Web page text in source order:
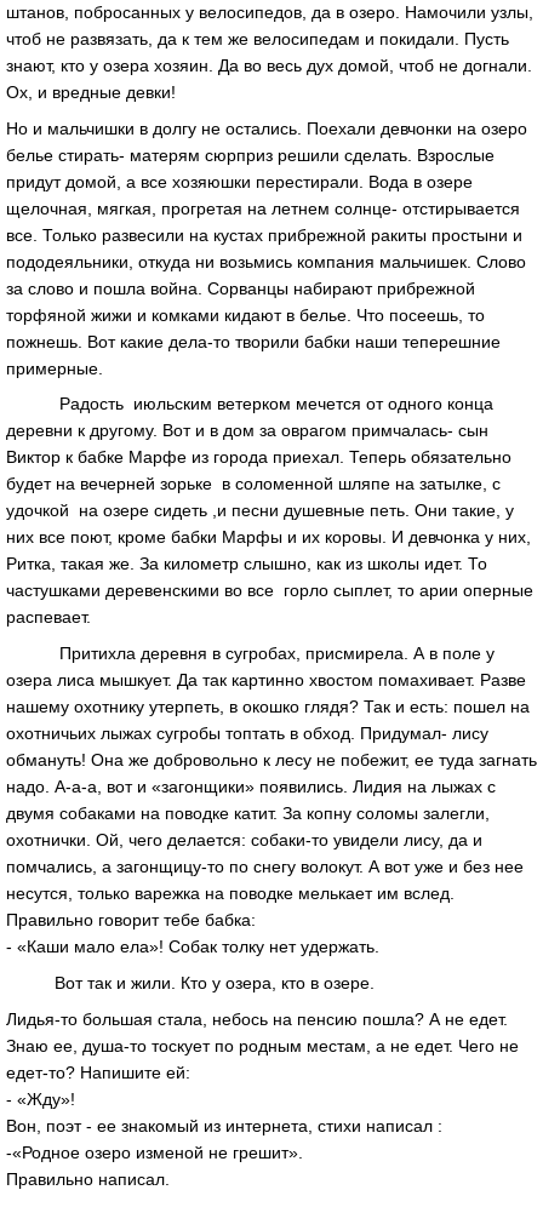
штанов, побросанных у велосипедов, да в озеро. Намочили узлы,
чтоб не развязать, да к тем же велосипедам и покидали. Пусть
знают, кто у озера хозяин. Да во весь дух домой, чтоб не догнали.
Ох, и вредные девки!
Но и мальчишки в долгу не остались. Поехали девчонки на озеро
белье стирать- матерям сюрприз решили сделать. Взрослые
придут домой, а все хозяюшки перестирали. Вода в озере
щелочная, мягкая, прогретая на летнем солнце- отстирывается
все. Только развесили на кустах прибрежной ракиты простыни и
пододеяльники, откуда ни возьмись компания мальчишек. Слово
за слово и пошла война. Сорванцы набирают прибрежной
торфяной жижи и комками кидают в белье. Что посеешь, то
пожнешь. Вот какие дела-то творили бабки наши теперешние
примерные.
Радость июльским ветерком мечется от одного конца
деревни к другому. Вот и в дом за оврагом примчалась- сын
Виктор к бабке Марфе из города приехал. Теперь обязательно
будет на вечерней зорьке в соломенной шляпе на затылке, с
удочкой на озере сидеть ,и песни душевные петь. Они такие, у
них все поют, кроме бабки Марфы и их коровы. И девчонка у них,
Ритка, такая же. За километр слышно, как из школы идет. То
частушками деревенскими во все горло сыплет, то арии оперные
распевает.
Притихла деревня в сугробах, присмирела. А в поле у
озера лиса мышкует. Да так картинно хвостом помахивает. Разве
нашему охотнику утерпеть, в окошко глядя? Так и есть: пошел на
охотничьих лыжах сугробы топтать в обход. Придумал- лису
обмануть! Она же добровольно к лесу не побежит, ее туда загнать
надо. А-а-а, вот и «загонщики» появились. Лидия на лыжах с
двумя собаками на поводке катит. За копну соломы залегли,
охотнички. Ой, чего делается: собаки-то увидели лису, да и
помчались, а загонщицу-то по снегу волокут. А вот уже и без нее
несутся, только варежка на поводке мелькает им вслед.
Правильно говорит тебе бабка:
- «Каши мало ела»! Собак толку нет удержать.
Вот так и жили. Кто у озера, кто в озере.
Лидья-то большая стала, небось на пенсию пошла? А не едет.
Знаю ее, душа-то тоскует по родным местам, а не едет. Чего не
едет-то? Напишите ей:
- «Жду»!
Вон, поэт - ее знакомый из интернета, стихи написал :
-«Родное озеро изменой не грешит».
Правильно написал.